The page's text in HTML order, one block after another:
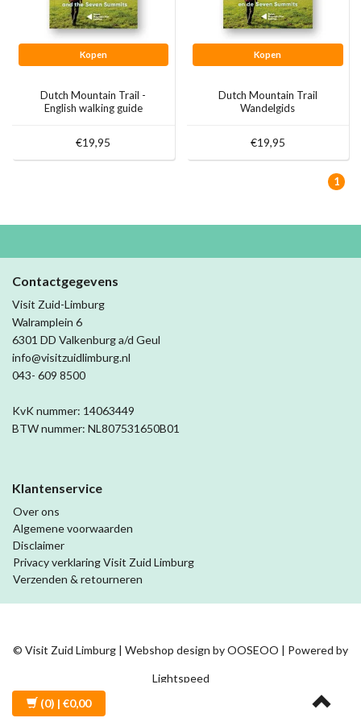
Kopen
Dutch Mountain Trail -
English walking guide
€19,95
Kopen
Dutch Mountain Trail
Wandelgids
€19,95
1
Contactgegevens
Visit Zuid-Limburg
Walramplein 6
6301 DD Valkenburg a/d Geul
info@visitzuidlimburg.nl
043- 609 8500
KvK nummer: 14063449
BTW nummer: NL807531650B01
Klantenservice
Over ons
Algemene voorwaarden
Disclaimer
Privacy verklaring Visit Zuid Limburg
Verzenden & retourneren
© Visit Zuid Limburg | Webshop design byOOSEOO | Powered by
Lightspeed
(0) | €0,00